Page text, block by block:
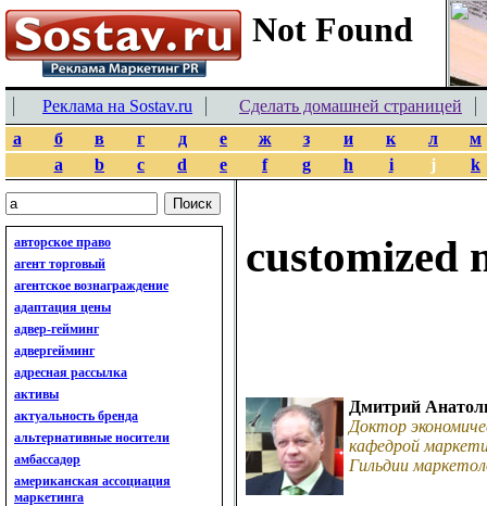
Реклама на Sostav.ru
Сделать домашней страницей
а
б в г д е ж з и к л
м
a
b c d e f g h i j k
авторское право
агент торговый
агентское вознаграждение
адаптация цены
адвер-гейминг
адвергейминг
адресная рассылка
активы
актуальность бренда
альтернативные носители
амбассадор
американская ассоциация
маркетинга
customized
Дмитрий
Доктор
кафедрой
Гильдии